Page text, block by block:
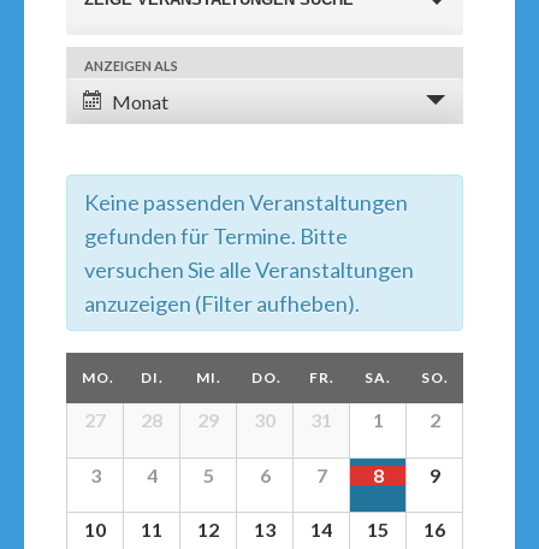
Suche
und
Ansichten,
Navigation
Veranstaltung
Ansichten-
ANZEIGEN ALS
Monat
Keine passenden Veranstaltungen
gefunden für Termine. Bitte
versuchen Sie alle Veranstaltungen
anzuzeigen (Filter aufheben).
Kalender
von
Veranstaltungen
Kalender
Veranstaltungen
MO. DI. MI. DO. FR. SA. SO.
27 28 29 30 31 1 2
3 4 5 6 7 8 9
10 11 12 13 14 15 16